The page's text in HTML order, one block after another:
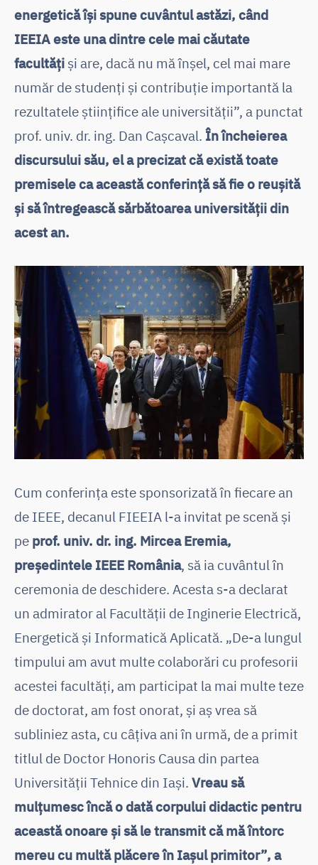
energetică își spune cuvântul astăzi, când
IEEIA este una dintre cele mai căutate
facultăți și are, dacă nu mă înșel, cel mai mare
număr de studenți și contribuție importantă la
rezultatele științifice ale universității”, a punctat
prof. univ. dr. ing. Dan Cașcaval. În încheierea
discursului său, el a precizat că există toate
premisele ca această conferință să fie o reușită
și să întregească sărbătoarea universității din
acest an.
Cum conferința este sponsorizată în fiecare an
de IEEE, decanul FIEEIA l-a invitat pe scenă și
pe prof. univ. dr. ing. Mircea Eremia,
președintele IEEE România, să ia cuvântul în
ceremonia de deschidere. Acesta s-a declarat
un admirator al Facultății de Inginerie Electrică,
Energetică și Informatică Aplicată. „De-a lungul
timpului am avut multe colaborări cu profesorii
acestei facultăți, am participat la mai multe teze
de doctorat, am fost onorat, și aș vrea să
subliniez asta, cu câțiva ani în urmă, de a primit
titlul de Doctor Honoris Causa din partea
Universității Tehnice din Iași. Vreau să
mulțumesc încă o dată corpului didactic pentru
această onoare și să le transmit că mă întorc
mereu cu multă plăcere în Iașul primitor”, a